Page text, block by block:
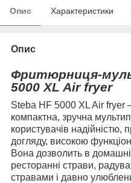
Опис Характеристики
Опис
Фритюрниця-
5000 XL Air fryer
Steba HF 5000 XL Air fryer
компактна, зручна
користувачів надійністю,
догляду, високою
Вона дозволить в
ресторанні страви,
стравами і давно